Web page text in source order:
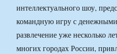
интеллектуального шоу,
командную игру с
развлечение уже несколько
многих городах России,